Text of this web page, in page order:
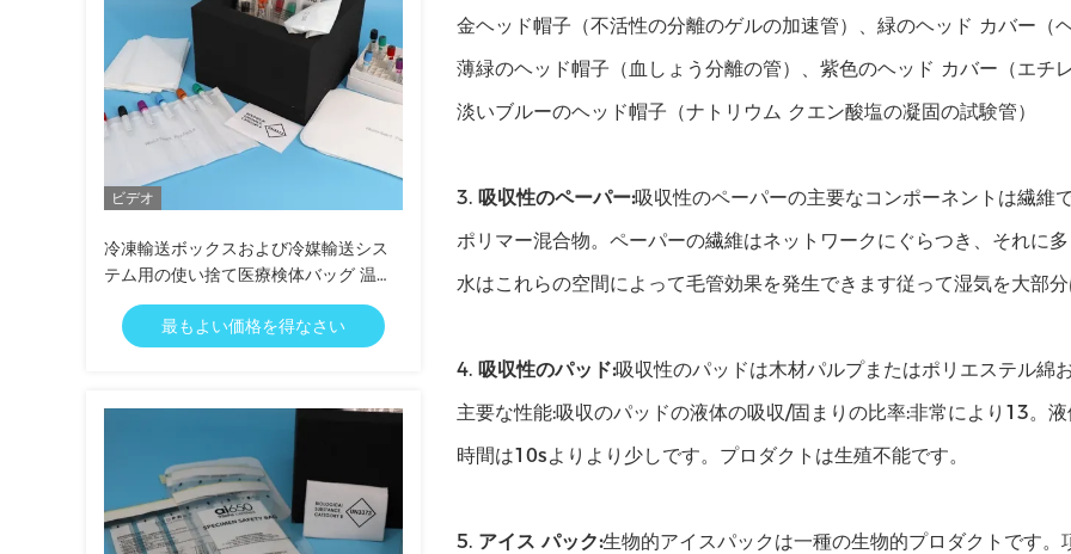
ビデオ
冷凍輸送ボックスおよび冷媒輸送シス
テム用の使い捨て医療検体バッグ 温度
管理パッケージングソリューション
最もよい価格を得なさい
金ヘッド帽子（不活性の分離のゲルの加速管）、緑のヘッド カバー
薄緑のヘッド帽子（血しょう分離の管）、紫色のヘッド カバー（エ
淡いブルーのヘッド帽子（ナトリウム クエン酸塩の凝固の試験管）
3. 吸収性のペーパー:吸収性のペーパーの主要なコンポーネントは繊維
ポリマー混合物。ペーパーの繊維はネットワークにぐらつき、それに多
水はこれらの空間によって毛管効果を発生できます従って湿気を大部分
4. 吸収性のパッド:吸収性のパッドは木材パルプまたはポリエステル綿
主要な性能:吸収のパッドの液体の吸収/固まりの比率:非常により13。
時間は10sよりより少しです。プロダクトは生殖不能です。
5. アイス パック:生物的アイスパックは一種の生物的プロダクトです